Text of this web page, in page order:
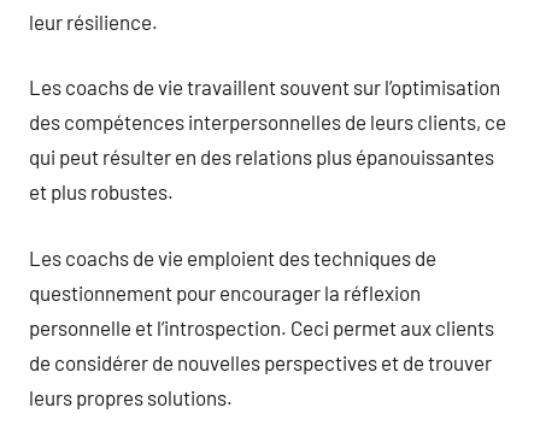
leur résilience.
Les coachs de vie travaillent souvent sur l’optimisation
des compétences interpersonnelles de leurs clients, ce
qui peut résulter en des relations plus épanouissantes
et plus robustes.
Les coachs de vie emploient des techniques de
questionnement pour encourager la réflexion
personnelle et l’introspection. Ceci permet aux clients
de considérer de nouvelles perspectives et de trouver
leurs propres solutions.